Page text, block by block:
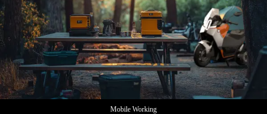
Mobile Working